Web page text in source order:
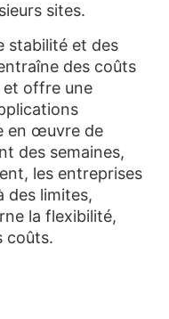
sites.
stabilité et des
des coûts
et offre une
en œuvre de
des semaines,
les entreprises
des limites,
la flexibilité,
coûts.